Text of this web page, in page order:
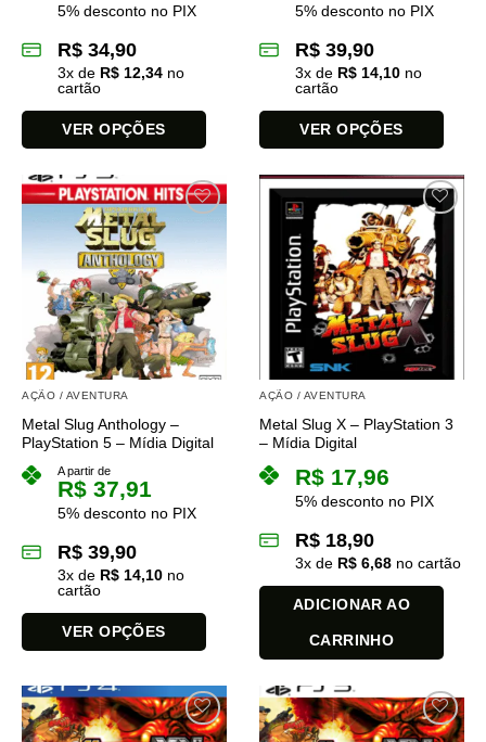
5% desconto no PIX
R$ 34,90
3x de R$ 12,34 no
cartão
VER OPÇÕES
produto
tem
variantes.
As
opções
podem
ser
escolhidas
do
produto
5% desconto no PIX
R$ 39,90
3x de R$ 14,10 no
cartão
VER OPÇÕES
produto
variantes.
opções
podem
escolhidas
do
AÇÃO / AVENTURA
Metal Slug Anthology –
PlayStation 5 – Mídia Digital
A partir de
R$ 37,91
5% desconto no PIX
R$ 39,90
3x de R$ 14,10 no
cartão
VER OPÇÕES
produto
tem
várias
AÇÃO / AVENTURA
Metal Slug X – PlayStation 3
– Mídia Digital
R$ 17,96
5% desconto no PIX
R$ 18,90
3x de R$ 6,68 no cartão
ADICIONAR AO
CARRINHO